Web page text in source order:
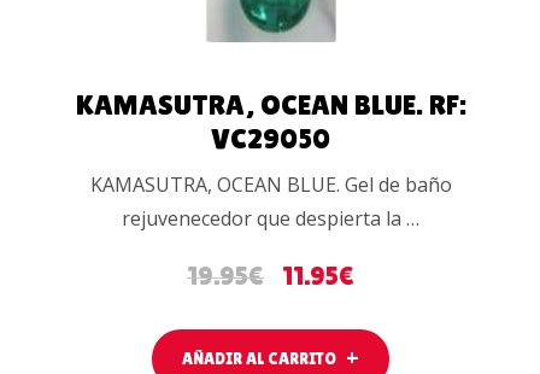
KAMASUTRA, OCEAN BLUE. RF:
VC29050
KAMASUTRA, OCEAN BLUE. Gel de baño
rejuvenecedor que despierta la …
19.95€ 11.95€
AÑADIR AL CARRITO